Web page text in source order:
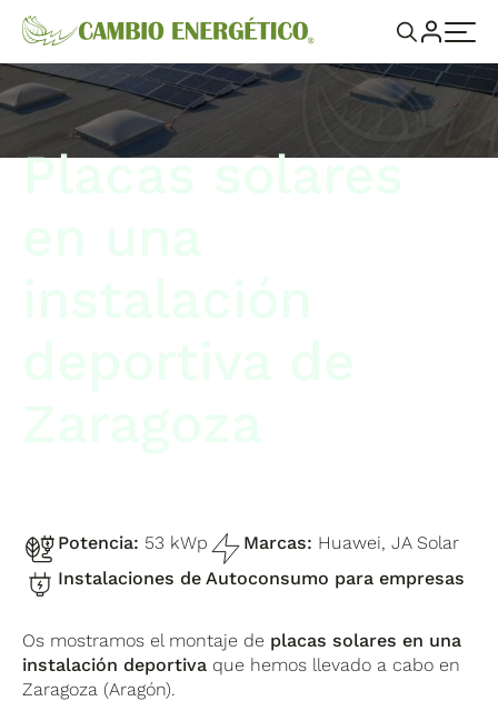
Placas solares
Potencia: 53 kWp Marcas: Huawei, JA Solar
Instalaciones de Autoconsumo para empresas
Os mostramos el montaje de placas solares en una
instalación deportiva que hemos llevado a cabo en
Zaragoza (Aragón).